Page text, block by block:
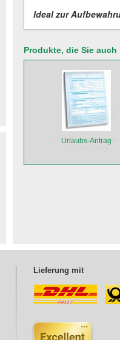
Ideal zur
Produkte, die Sie
Urlaubs-Antrag
Lieferung mit